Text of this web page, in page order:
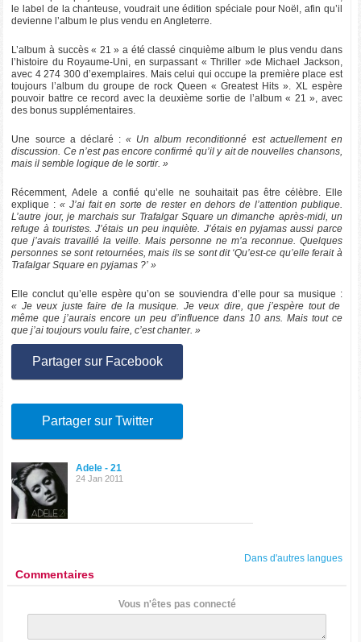
le label de la chanteuse, voudrait une édition spéciale pour Noël, afin qu’il
devienne l’album le plus vendu en Angleterre.
L’album à succès « 21 » a été classé cinquième album le plus vendu dans
l’histoire du Royaume-Uni, en surpassant « Thriller »de Michael Jackson,
avec 4 274 300 d’exemplaires. Mais celui qui occupe la première place est
toujours l’album du groupe de rock Queen « Greatest Hits ». XL espère
pouvoir battre ce record avec la deuxième sortie de l’album « 21 », avec
des bonus supplémentaires.
Une source a déclaré :« Un album reconditionné est actuellement en
discussion. Ce n’est pas encore confirmé qu’il y ait de nouvelles chansons,
mais il semble logique de le sortir. »
Récemment, Adele a confié qu’elle ne souhaitait pas être célèbre. Elle
explique :« J’ai fait en sorte de rester en dehors de l’attention publique.
L’autre jour, je marchais sur Trafalgar Square un dimanche après-midi, un
refuge à touristes. J’étais un peu inquiète. J’étais en pyjamas aussi parce
que j’avais travaillé la veille. Mais personne ne m’a reconnue. Quelques
personnes se sont retournées, mais ils se sont dit ‘Qu’est-ce qu’elle ferait à
Trafalgar Square en pyjamas ?’ »
Elle conclut qu’elle espère qu’on se souviendra d’elle pour sa musique :
« Je veux juste faire de la musique. Je veux dire, que j’espère tout de
même que j’aurais encore un peu d’influence dans 10 ans. Mais tout ce
que j’ai toujours voulu faire, c’est chanter. »
Partager sur Facebook
Partager sur Twitter
Adele - 21
24 Jan 2011
Dans d'autres langues
Commentaires
Vous n'êtes pas connecté